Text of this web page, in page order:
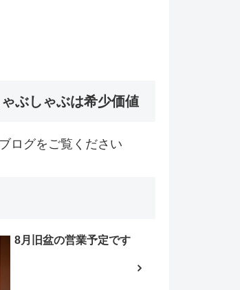
ぶしゃぶは希少価値
ログをご覧ください
8月旧盆の営業予定です